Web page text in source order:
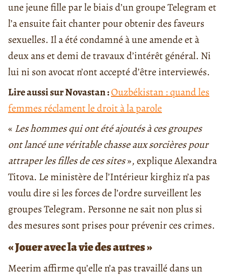
une jeune fille par le biais d’un groupe Telegram et
l’a ensuite fait chanter pour obtenir des faveurs
sexuelles. Il a été condamné à une amende et à
deux ans et demi de travaux d’intérêt général. Ni
lui ni son avocat n’ont accepté d’être interviewés.
Lire aussi sur Novastan :Ouzbékistan : quand les
femmes réclament le droit à la parole
« Les hommes qui ont été ajoutés à ces groupes
ont lancé une véritable chasse aux sorcières pour
attraper les filles de ces sites», explique Alexandra
Titova. Le ministère de l’Intérieur kirghiz n’a pas
voulu dire si les forces de l’ordre surveillent les
groupes Telegram. Personne ne sait non plus si
des mesures sont prises pour prévenir ces crimes.
« Jouer avec la vie des autres »
Meerim affirme qu’elle n’a pas travaillé dans un